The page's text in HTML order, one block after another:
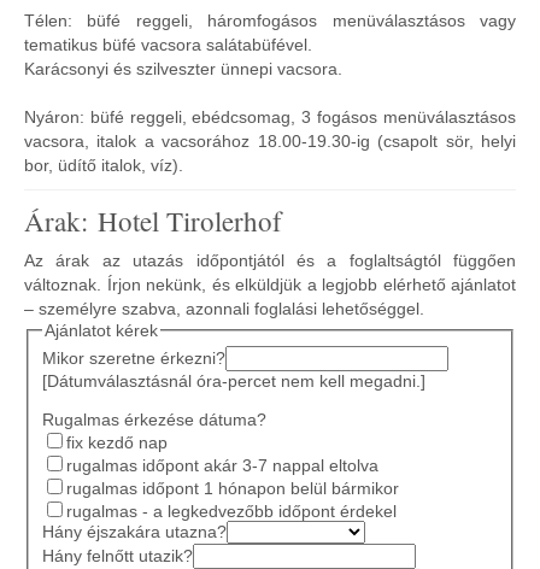
Télen: büfé reggeli, háromfogásos menüválasztásos vagy
tematikus büfé vacsora salátabüfével.
Karácsonyi és szilveszter ünnepi vacsora.
Nyáron: büfé reggeli, ebédcsomag, 3 fogásos menüválasztásos
vacsora, italok a vacsorához 18.00-19.30-ig (csapolt sör, helyi
bor, üdítő italok, víz).
Árak: Hotel Tirolerhof
Az árak az utazás időpontjától és a foglaltságtól függően
változnak. Írjon nekünk, és elküldjük a legjobb elérhető ajánlatot
– személyre szabva, azonnali foglalási lehetőséggel.
Ajánlatot kérek
Mikor szeretne érkezni?
[Dátumválasztásnál óra-percet nem kell megadni.]
Rugalmas érkezése dátuma?
fix kezdő nap
rugalmas időpont akár 3-7 nappal eltolva
rugalmas időpont 1 hónapon belül bármikor
rugalmas - a legkedvezőbb időpont érdekel
Hány éjszakára utazna?
Hány felnőtt utazik?